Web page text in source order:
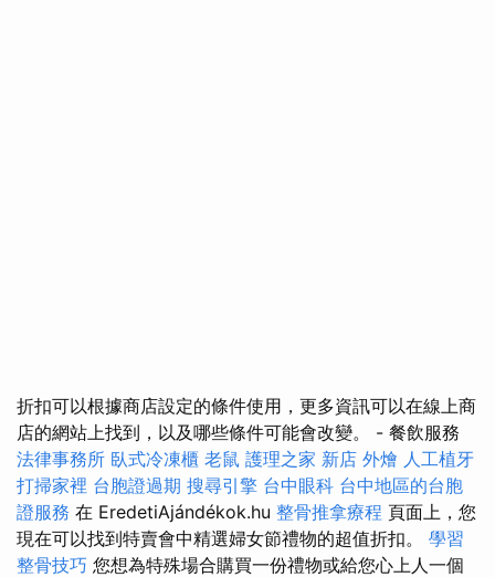
折扣可以根據商店設定的條件使用，更多資訊可以在線上商
店的網站上找到，以及哪些條件可能會改變。 - 餐飲服務
法律事務所 臥式冷凍櫃 老鼠 護理之家 新店 外燴 人工植牙
打掃家裡 台胞證過期 搜尋引擎 台中眼科 台中地區的台胞
證服務 在 EredetiAjándékok.hu 整骨推拿療程 頁面上，您
現在可以找到特賣會中精選婦女節禮物的超值折扣。 學習
整骨技巧 您想為特殊場合購買一份禮物或給您心上人一個